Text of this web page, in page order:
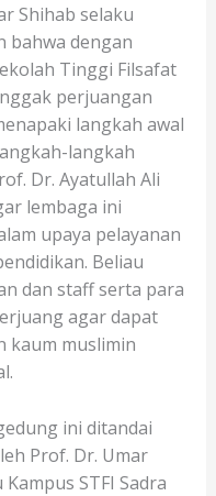
Shihab selaku
bahwa dengan
Tinggi Filsafat
perjuangan
langkah awal
langkah
Dr. Ayatullah Ali
lembaga ini
upaya pelayanan
Beliau
dan staff serta para
agar dapat
kaum muslimin
ini ditandai
Prof. Dr. Umar
STFI Sadra